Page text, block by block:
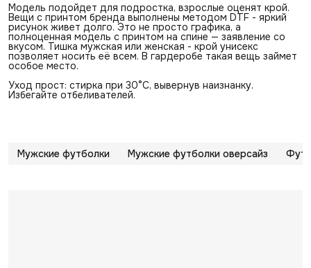
Модель подойдет для подростка, взрослые оценят крой.
Вещи с принтом бренда выполнены методом DTF - яркий
рисунок живет долго. Это не просто графика, а
полноценная модель с принтом на спине — заявление со
вкусом. Тишка мужская или женская - крой унисекс
позволяет носить её всем. В гардеробе такая вещь займет
особое место.
Уход прост: стирка при 30°C, вывернув наизнанку.
Избегайте отбеливателей.
Мужские футболки Мужские футболки оверсайз